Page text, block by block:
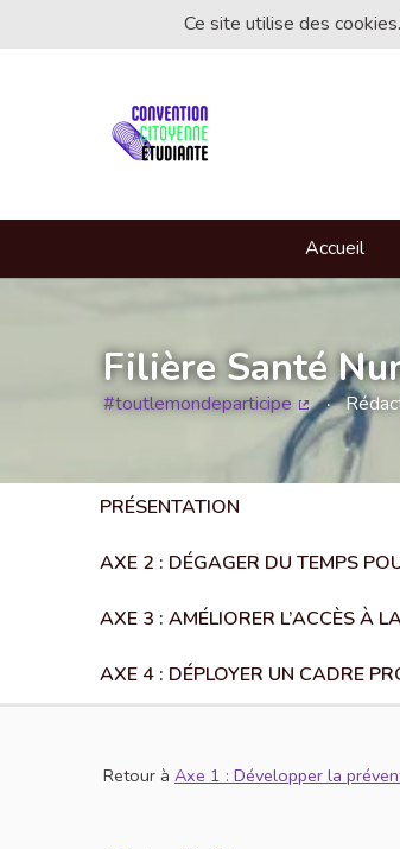
Ce site utilise des
Accueil
Filière Santé
#toutlemondeparticipe
(Lien
PRÉSENTATION
AXE 2 : DÉGAGER DU TEMPS
AXE 3 : AMÉLIORER L’ACCÈS À
AXE 4 : DÉPLOYER UN CADRE
Retour à Axe 1 : Développer la